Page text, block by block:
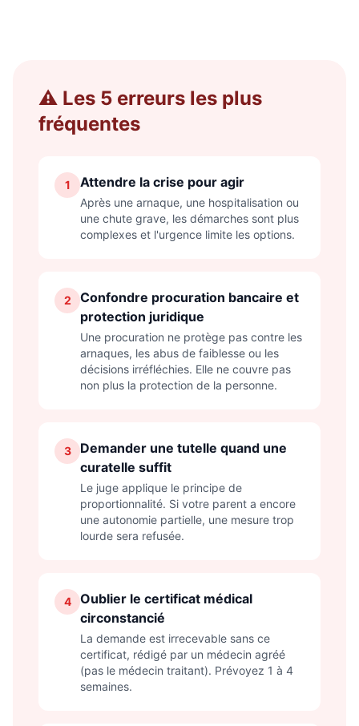
⚠️ Les 5 erreurs les plus
fréquentes
1 Attendre la crise pour agir
Après une arnaque, une hospitalisation ou
une chute grave, les démarches sont plus
complexes et l'urgence limite les options.
2
Confondre procuration bancaire et
protection juridique
Une procuration ne protège pas contre les
arnaques, les abus de faiblesse ou les
décisions irréfléchies. Elle ne couvre pas
non plus la protection de la personne.
3
Demander une tutelle quand une
curatelle suffit
Le juge applique le principe de
proportionnalité. Si votre parent a encore
une autonomie partielle, une mesure trop
lourde sera refusée.
4
Oublier le certificat médical
circonstancié
La demande est irrecevable sans ce
certificat, rédigé par un médecin agréé
(pas le médecin traitant). Prévoyez 1 à 4
semaines.